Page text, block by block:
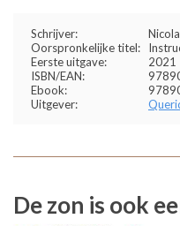
Schrijver:
Oorspronkelijke titel:
Eerste uitgave:
2021
ISBN/EAN:
Ebook:
Uitgever:
De zon is ook